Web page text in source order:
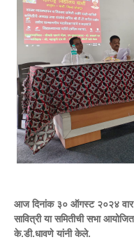
आज दिनांक ३० ऑगस्ट २०२४ वार
सावित्री या समितीची सभा
के.डी.धावणे यांनी केले.